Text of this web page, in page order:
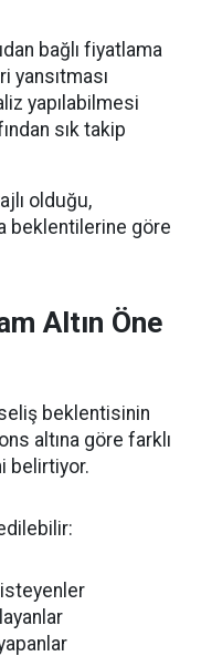
bağlı fiyatlama
yansıtması
yapılabilmesi
sık takip
olduğu,
beklentilerine göre
Altın Öne
beklentisinin
altına göre farklı
belirtiyor.
isteyenler